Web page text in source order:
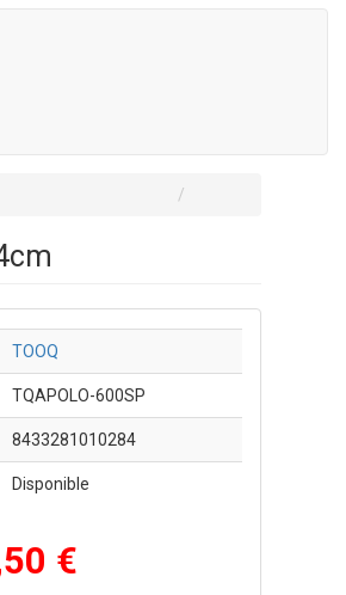
TOOQ
TQAPOLO-600SP
8433281010284
Disponible
€